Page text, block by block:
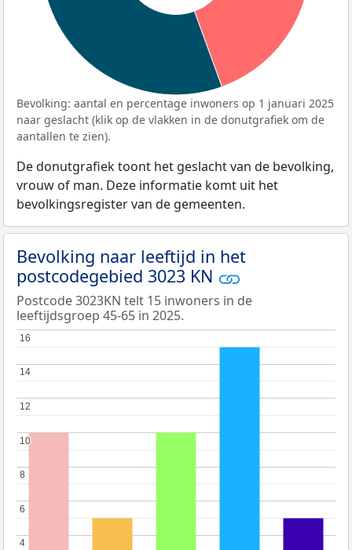
Bevolking: aantal en percentage inwoners op 1 januari 2025
naar geslacht (klik op de vlakken in de donutgrafiek om de
aantallen te zien).
De donutgrafiek toont het geslacht van de bevolking,
vrouw of man. Deze informatie komt uit het
bevolkingsregister van de gemeenten.
Bevolking naar leeftijd in het
postcodegebied 3023 KN
Postcode 3023KN telt 15 inwoners in de
leeftijdsgroep 45-65 in 2025.
4
4
6
6
8
8
10
10
12
12
14
14
16
16